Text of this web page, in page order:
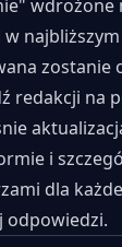
wdrożone
w
zostanie
redakcji na
i
dla
odpowiedzi.